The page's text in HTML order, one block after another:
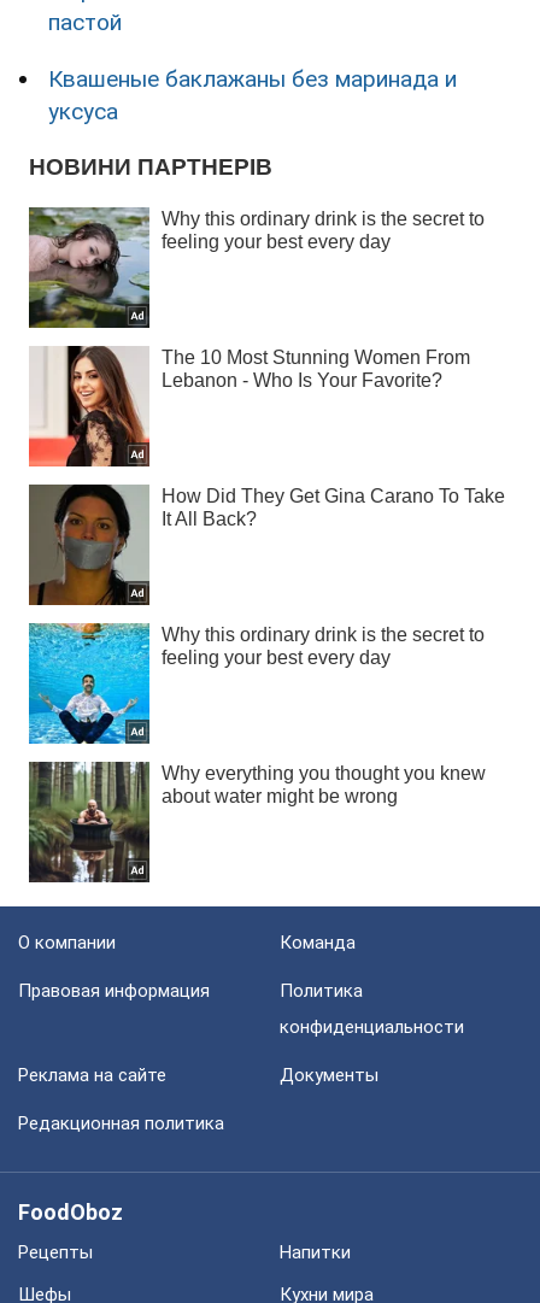
пастой
Квашеные баклажаны без маринада и
уксуса
О компании Команда
Правовая информация
Политика
конфиденциальности
Реклама на сайте Документы
Редакционная политика
FoodOboz
Рецепты
Напитки
Шефы
Кухни мира